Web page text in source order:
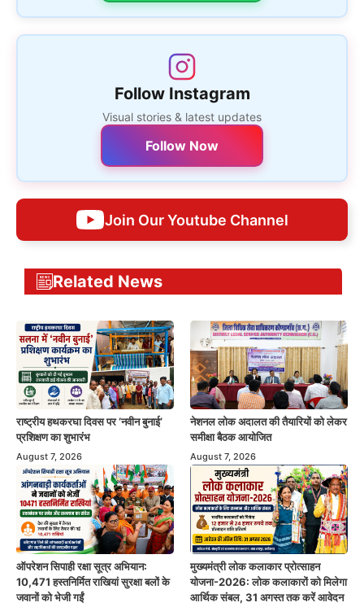
Follow Instagram
Visual stories & latest updates
Follow Now
Join Our Youtube Channel
Related News
राष्ट्रीय हथकरघा दिवस पर ‘नवीन बुनाई’
प्रशिक्षण का शुभारंभ
August 7, 2026
नेशनल लोक अदालत की तैयारियों को लेकर
समीक्षा बैठक आयोजित
August 7, 2026
ऑपरेशन सिपाही रक्षा सूत्र अभियान:
10,471 हस्तनिर्मित राखियां सुरक्षा बलों के
जवानों को भेजी गईं
मुख्यमंत्री लोक कलाकार प्रोत्साहन
योजना-2026: लोक कलाकारों को मिलेगा
आर्थिक संबल, 31 अगस्त तक करें आवेदन